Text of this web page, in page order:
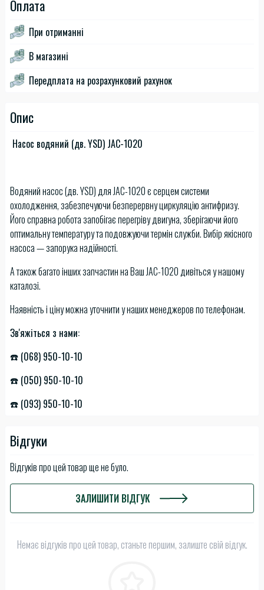
Оплата
При отриманні
В магазині
Передплата на розрахунковий рахунок
Опис
Насос водяний (дв. YSD) JAC-1020
Водяний насос (дв. YSD) для JAC-1020 є серцем системи
охолодження, забезпечуючи безперервну циркуляцію антифризу.
Його справна робота запобігає перегріву двигуна, зберігаючи його
оптимальну температуру та подовжуючи термін служби. Вибір якісного
насоса — запорука надійності.
А також багато інших запчастин на Ваш JAC-1020 дивіться у нашому
каталозі.
Наявність і ціну можна уточнити у наших менеджеров по телефонам.
Зв'яжіться з нами:
☎️ (068) 950-10-10
☎️ (050) 950-10-10
☎️ (093) 950-10-10
Відгуки
Відгуків про цей товар ще не було.
ЗАЛИШИТИ ВІДГУК
Немає відгуків про цей товар, станьте першим, залиште свій відгук.